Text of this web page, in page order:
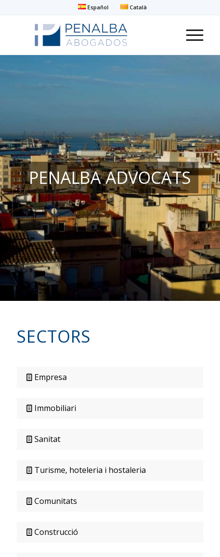
Español Català
PENALBA ADVOCATS
SECTORS
Empresa
Immobiliari
Sanitat
Turisme, hoteleria i hostaleria
Comunitats
Construcció